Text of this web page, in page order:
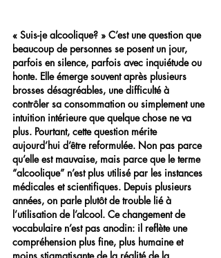
« Suis-je alcoolique? » C’est une question que
beaucoup de personnes se posent un jour,
parfois en silence, parfois avec inquiétude ou
honte. Elle émerge souvent après plusieurs
brosses désagréables, une difficulté à
contrôler sa consommation ou simplement une
intuition intérieure que quelque chose ne va
plus. Pourtant, cette question mérite
aujourd’hui d’être reformulée. Non pas parce
qu’elle est mauvaise, mais parce que le terme
“alcoolique” n’est plus utilisé par les instances
médicales et scientifiques. Depuis plusieurs
années, on parle plutôt de trouble lié à
l’utilisation de l’alcool. Ce changement de
vocabulaire n’est pas anodin: il reflète une
compréhension plus fine, plus humaine et
moins stigmatisante de la réalité de la